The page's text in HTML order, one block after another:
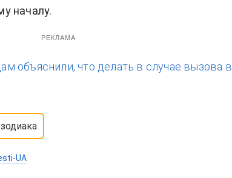
началу.
РЕКЛАМА
объяснили, что делать в случае вызова в
UA